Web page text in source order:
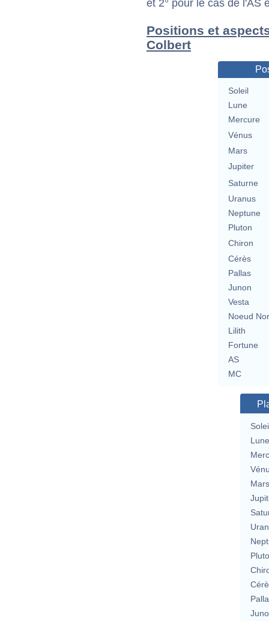
et 2° pour le cas de l'AS
Positions et
Colbert
Soleil
Lune
Mercure
Vénus
Mars
Jupiter
Saturne
Uranus
Neptune
Pluton
Chiron
Cérès
Pallas
Junon
Vesta
Noeud
Lilith
Fortune
AS
MC
Lune
Mars